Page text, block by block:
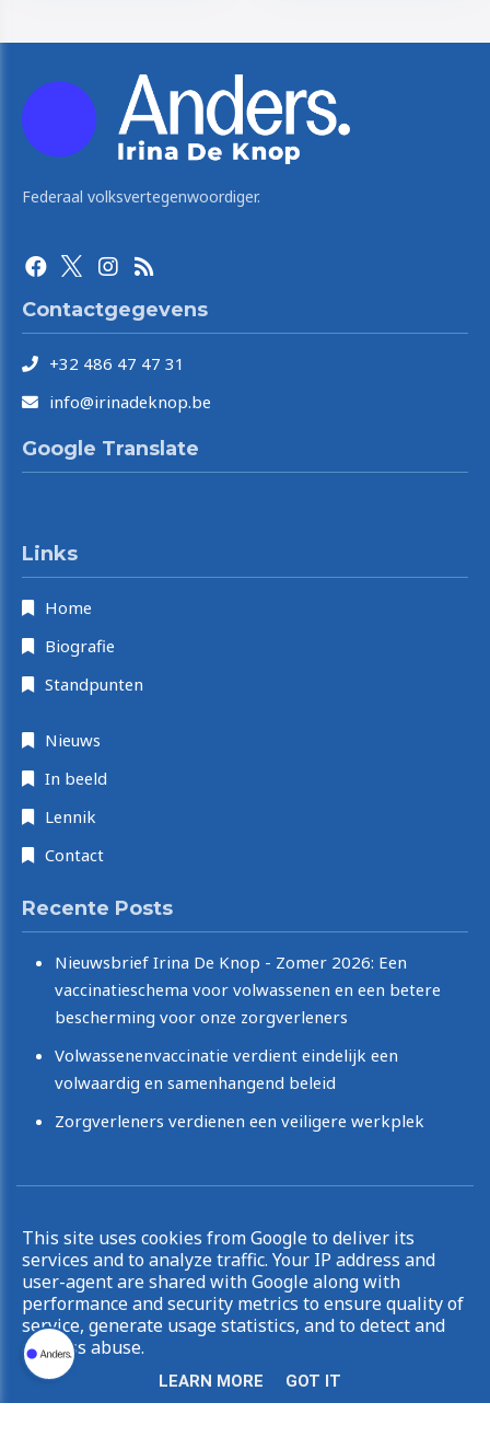
Federaal volksvertegenwoordiger.
Contactgegevens
+32 486 47 47 31
info@irinadeknop.be
Google Translate
Links
Home
Biografie
Standpunten
Nieuws
In beeld
Lennik
Contact
Recente Posts
Nieuwsbrief Irina De Knop - Zomer 2026: Een
vaccinatieschema voor volwassenen en een betere
bescherming voor onze zorgverleners
Volwassenenvaccinatie verdient eindelijk een
volwaardig en samenhangend beleid
Zorgverleners verdienen een veiligere werkplek
Privacy & Cookies | UP-TO-DATE WebDesign
This site uses cookies from Google to deliver its
services and to analyze traffic. Your IP address and
user-agent are shared with Google along with
performance and security metrics to ensure quality of
service, generate usage statistics, and to detect and
address abuse.
LEARN MORE GOT IT